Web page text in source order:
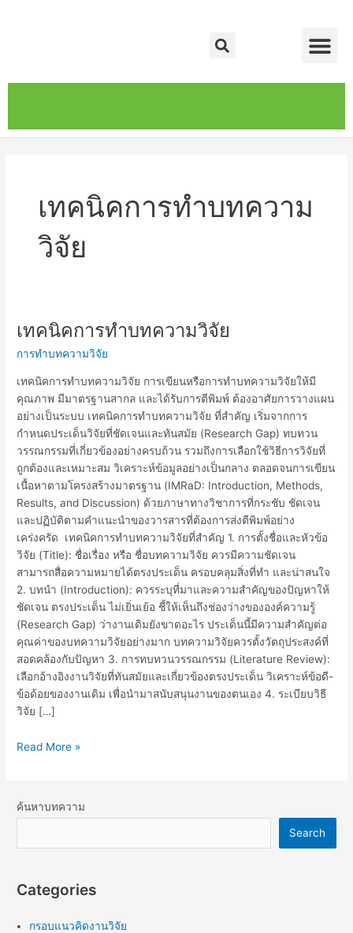
Search
เทคนิคการทำบทความ
วิจัย
เทคนิคการทำบทความวิจัย
การทำบทความวิจัย
เทคนิคการทำบทความวิจัย การเขียนหรือการทำบทความวิจัยให้มี
คุณภาพ มีมาตรฐานสากล และได้รับการตีพิมพ์ ต้องอาศัยการวางแผน
อย่างเป็นระบบ เทคนิคการทำบทความวิจัย ที่สำคัญ เริ่มจากการ
กำหนดประเด็นวิจัยที่ชัดเจนและทันสมัย (Research Gap) ทบทวน
วรรณกรรมที่เกี่ยวข้องอย่างครบถ้วน รวมถึงการเลือกใช้วิธีการวิจัยที่
ถูกต้องและเหมาะสม วิเคราะห์ข้อมูลอย่างเป็นกลาง ตลอดจนการเขียน
เนื้อหาตามโครงสร้างมาตรฐาน (IMRaD: Introduction, Methods,
Results, and Discussion) ด้วยภาษาทางวิชาการที่กระชับ ชัดเจน
และปฏิบัติตามคำแนะนำของวารสารที่ต้องการส่งตีพิมพ์อย่าง
เคร่งครัด เทคนิคการทำบทความวิจัยที่สำคัญ 1. การตั้งชื่อและหัวข้อ
วิจัย (Title): ชื่อเรื่อง หรือ ชื่อบทความวิจัย ควรมีความชัดเจน
สามารถสื่อความหมายได้ตรงประเด็น ครอบคลุมสิ่งที่ทำ และน่าสนใจ
2. บทนำ (Introduction): ควรระบุที่มาและความสำคัญของปัญหาให้
ชัดเจน ตรงประเด็น ไม่เยิ่นเย้อ ชี้ให้เห็นถึงช่องว่างขององค์ความรู้
(Research Gap) ว่างานเดิมยังขาดอะไร ประเด็นนี้มีความสำคัญต่อ
คุณค่าของบทความวิจัยอย่างมาก บทความวิจัยควรตั้งวัตถุประสงค์ที่
สอดคล้องกับปัญหา 3. การทบทวนวรรณกรรม (Literature Review):
เลือกอ้างอิงงานวิจัยที่ทันสมัยและเกี่ยวข้องตรงประเด็น วิเคราะห์ข้อดี-
ข้อด้อยของงานเดิม เพื่อนำมาสนับสนุนงานของตนเอง 4. ระเบียบวิธี
วิจัย […]
เทคนิค
ทำ
บทความ
วิจัย
Read More »
ค้นหาบทความ
Search
Categories
กรอบแนวคิดงานวิจัย